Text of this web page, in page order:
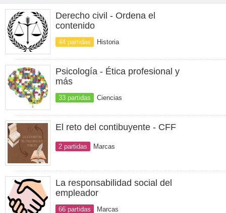
Derecho civil - Ordena el
contenido
44 partidas Historia
Psicología - Ética profesional y
más
33 partidas Ciencias
El reto del contibuyente - CFF
2 partidas Marcas
La responsabilidad social del
empleador
66 partidas Marcas